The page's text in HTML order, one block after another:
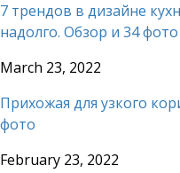
7 трендов в дизайне
надолго. Обзор и 34 фото
March 23, 2022
Прихожая для узкого
фото
February 23, 2022